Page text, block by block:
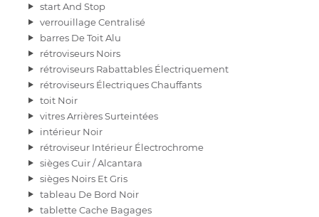
start And Stop
verrouillage Centralisé
barres De Toit Alu
rétroviseurs Noirs
rétroviseurs Rabattables Électriquement
rétroviseurs Électriques Chauffants
toit Noir
vitres Arrières Surteintées
intérieur Noir
rétroviseur Intérieur Électrochrome
sièges Cuir / Alcantara
sièges Noirs Et Gris
tableau De Bord Noir
tablette Cache Bagages